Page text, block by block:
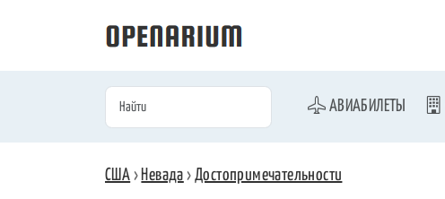
АВИАБИЛЕТЫ
США › Невада ›Достопримечательности